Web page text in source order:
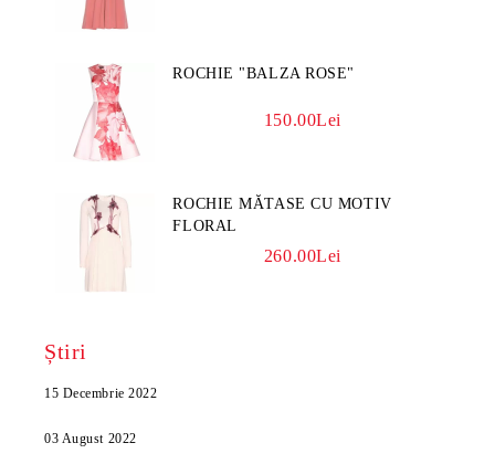
ROCHIE "BALZA ROSE"
150.00Lei
ROCHIE MĂTASE CU MOTIV
FLORAL
260.00Lei
Știri
15 Decembrie 2022
03 August 2022